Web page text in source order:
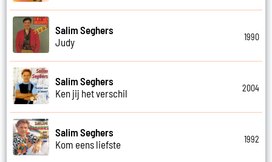
Salim Seghers
Judy
1990
Salim Seghers
Ken jij het verschil
2004
Salim Seghers
Kom eens liefste
1992